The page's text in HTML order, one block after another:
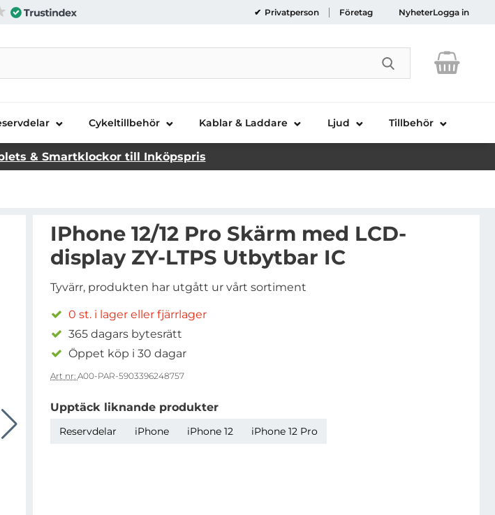
Privatperson Företag NyheterLogga in
Genomför
Cykeltillbehör Kablar & Laddare Ljud Tillbehör
& Smartklockor till Inköpspris
IPhone 12/12 Pro Skärm med LCD-
display ZY-LTPS Utbytbar IC
Tyvärr, produkten har utgått ur vårt sortiment
0 st. i lager eller fjärrlager
365 dagars bytesrätt
Öppet köp i 30 dagar
Art nr: A00-PAR-5903396248757
Upptäck liknande produkter
Reservdelar iPhone iPhone 12 iPhone 12 Pro